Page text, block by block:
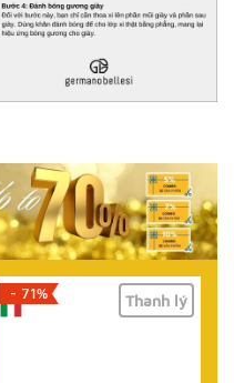
- 61% Thanh lý